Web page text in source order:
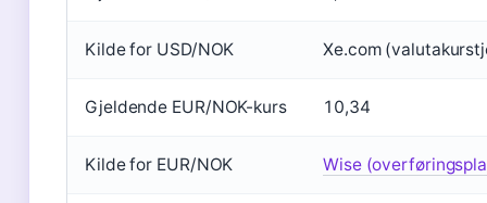
Kilde for USD/NOK Xe.com
Gjeldende EUR/NOK-kurs 10,34
Kilde for EUR/NOK Wise